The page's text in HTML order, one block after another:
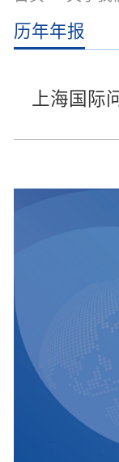
历年年报
上海国际